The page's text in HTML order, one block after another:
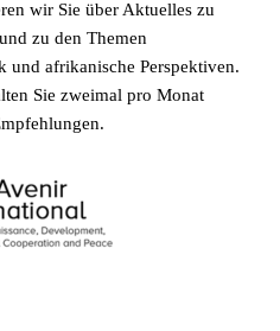
wir Sie über Aktuelles zu
zu den Themen
und afrikanische Perspektiven.
Sie zweimal pro Monat